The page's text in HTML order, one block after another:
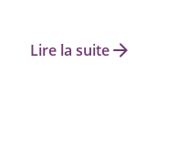
Lire la suitearrow_forward